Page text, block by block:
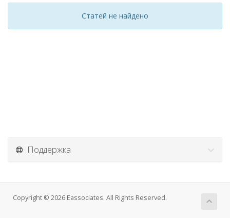
Статей не найдено
Поддержка
Copyright © 2026 Eassociates. All Rights Reserved.